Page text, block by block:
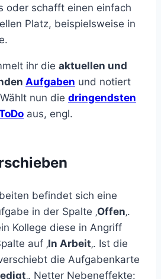
oder schafft einen einfach
Platz, beispielsweise in
ihr die aktuellen und
Aufgaben und notiert
nun die dringendsten
aus, engl.
befindet sich eine
in der Spalte ‚Offen‚.
Kollege diese in Angriff
auf ‚In Arbeit‚. Ist die
die Aufgabenkarte
‚. Netter Nebeneffekte: